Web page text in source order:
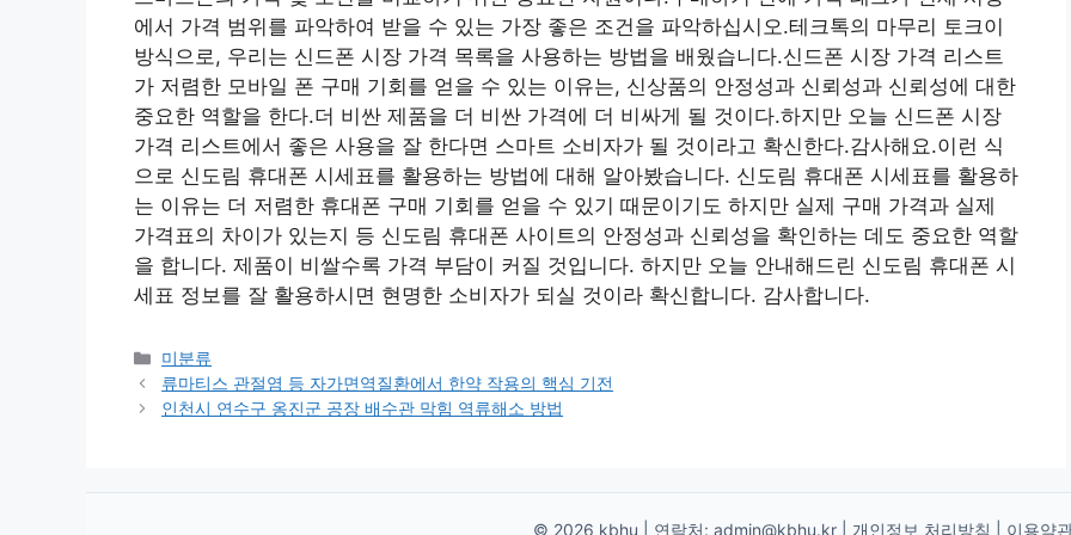
에서 가격 범위를 파악하여 받을 수 있는 가장 좋은 조건을 파악하십시오.테크톡의 마무리 토크이
방식으로, 우리는 신드폰 시장 가격 목록을 사용하는 방법을 배웠습니다.신드폰 시장 가격 리스트
가 저렴한 모바일 폰 구매 기회를 얻을 수 있는 이유는, 신상품의 안정성과 신뢰성과 신뢰성에 대한
중요한 역할을 한다.더 비싼 제품을 더 비싼 가격에 더 비싸게 될 것이다.하지만 오늘 신드폰 시장
가격 리스트에서 좋은 사용을 잘 한다면 스마트 소비자가 될 것이라고 확신한다.감사해요.이런 식
으로 신도림 휴대폰 시세표를 활용하는 방법에 대해 알아봤습니다. 신도림 휴대폰 시세표를 활용하
는 이유는 더 저렴한 휴대폰 구매 기회를 얻을 수 있기 때문이기도 하지만 실제 구매 가격과 실제
가격표의 차이가 있는지 등 신도림 휴대폰 사이트의 안정성과 신뢰성을 확인하는 데도 중요한 역할
을 합니다. 제품이 비쌀수록 가격 부담이 커질 것입니다. 하지만 오늘 안내해드린 신도림 휴대폰 시
세표 정보를 잘 활용하시면 현명한 소비자가 되실 것이라 확신합니다. 감사합니다.
Categories
미분류
류마티스 관절염 등 자가면역질환에서 한약 작용의 핵심 기전
인천시 연수구 옹진군 공장 배수관 막힘 역류해소 방법
© 2026 kbhu | 연락처: admin@kbhu.kr 개인정보 처리방침 이용약